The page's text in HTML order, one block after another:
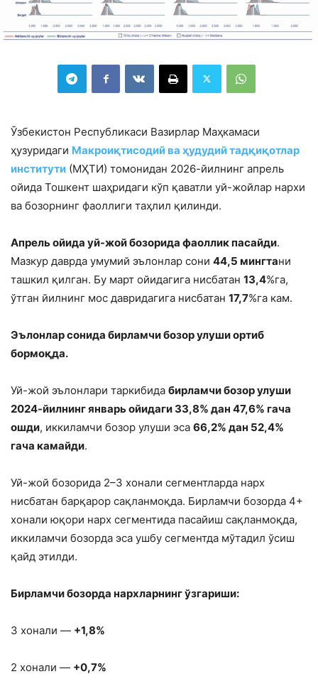
Ўзбекистон Республикаси Вазирлар Маҳкамаси
ҳузуридаги Макроиқтисодий ва ҳудудий тадқиқотлар
институти (МҲТИ) томонидан 2026-йилнинг апрель
ойида Тошкент шаҳридаги кўп қаватли уй-жойлар нархи
ва бозорнинг фаоллиги таҳлил қилинди.
Апрель ойида уй-жой бозорида фаоллик пасайди.
Мазкур даврда умумий эълонлар сони 44,5 мингтани
ташкил қилган. Бу март ойидагига нисбатан 13,4%га,
ўтган йилнинг мос давридагига нисбатан 17,7%га кам.
Эълонлар сонида бирламчи бозор улуши ортиб
бормоқда.
Уй-жой эълонлари таркибида бирламчи бозор улуши
2024-йилнинг январь ойидаги 33,8% дан 47,6% гача
ошди, иккиламчи бозор улуши эса 66,2% дан 52,4%
гача камайди.
Уй-жой бозорида 2–3 хонали сегментларда нарх
нисбатан барқарор сақланмоқда. Бирламчи бозорда 4+
хонали юқори нарх сегментида пасайиш сақланмоқда,
иккиламчи бозорда эса ушбу сегментда мўтадил ўсиш
қайд этилди.
Бирламчи бозорда нархларнинг ўзгариши:
3 хонали — +1,8%
2 хонали — +0,7%